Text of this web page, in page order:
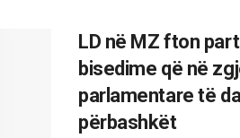
LD në MZ fton
bisedime që në
parlamentare të
përbashkët